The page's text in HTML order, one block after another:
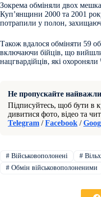
Зокрема обміняли двох
Куп’янщини 2000 та 2001
потрапили у полон,
Також вдалося обміняти 59
включаючи бійців, що вийшли
нацгвардійців, які
Не пропускайте
Підписуйтесь, щоб бути в
дивитися фото, відео та
Telegram /Facebook /
#Військовополонені #
#Обмін військовополоненими